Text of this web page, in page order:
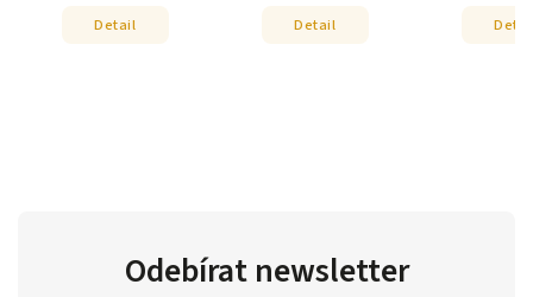
Detail Detail
Odebírat newsletter